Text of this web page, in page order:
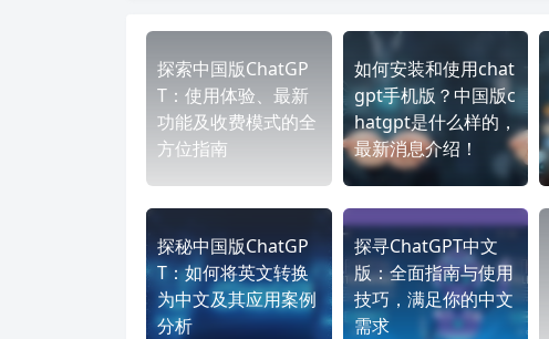
探索中国版ChatGP
T：使用体验、最新
功能及收费模式的全
方位指南
如何安装和使用chat
gpt手机版？中国版c
hatgpt是什么样的，
最新消息介绍！
探秘中国版ChatGP
T：如何将英文转换
为中文及其应用案例
分析
探寻ChatGPT中文
版：全面指南与使用
技巧，满足你的中文
需求